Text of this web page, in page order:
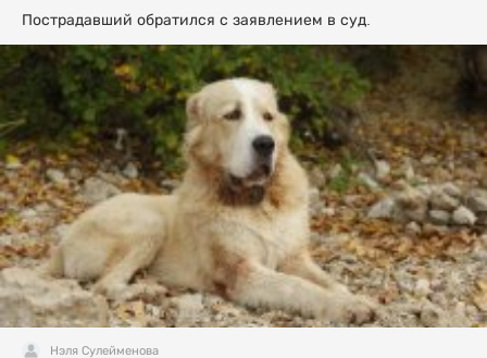
Пострадавший обратился с заявлением в суд.
Нэля Сулейменова